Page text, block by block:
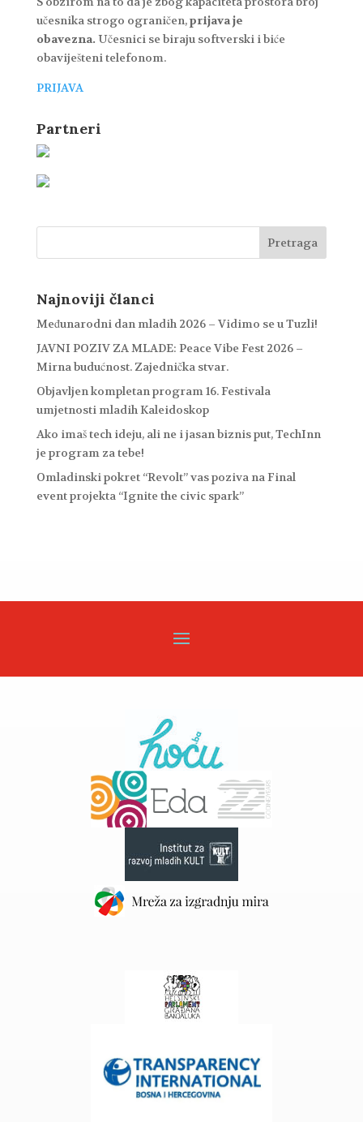
učesnika strogo ograničen,prijava je
obavezna. Učesnici se biraju softverski i biće
obaviješteni telefonom.
PRIJAVA
Partneri
Najnoviji članci
Međunarodni dan mladih 2026 – Vidimo se u Tuzli!
JAVNI POZIV ZA MLADE: Peace Vibe Fest 2026 –
Mirna budućnost. Zajednička stvar.
Objavljen kompletan program 16. Festivala
umjetnosti mladih Kaleidoskop
Ako imaš tech ideju, ali ne i jasan biznis put, TechInn
je program za tebe!
Omladinski pokret “Revolt” vas poziva na Final
event projekta “Ignite the civic spark”